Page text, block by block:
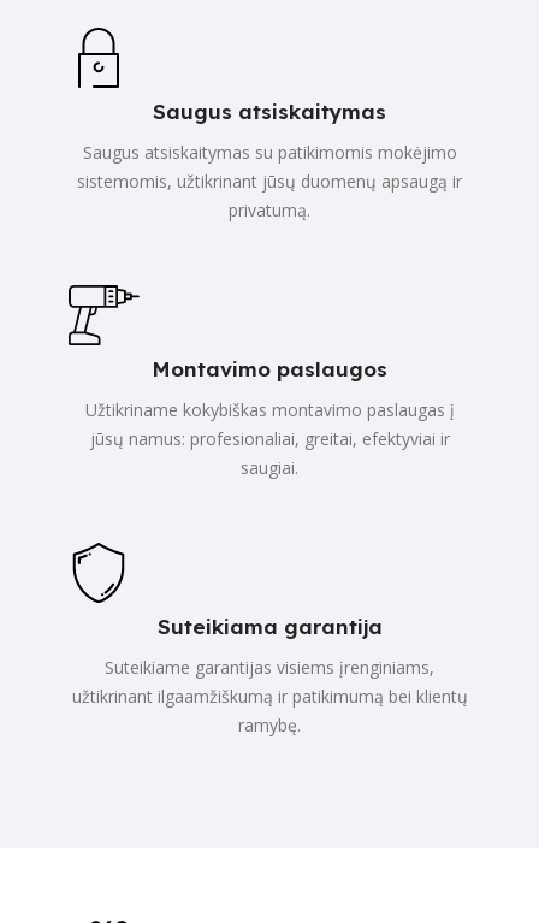
Saugus atsiskaitymas
Saugus atsiskaitymas su patikimomis mokėjimo
sistemomis, užtikrinant jūsų duomenų apsaugą ir
privatumą.
Montavimo paslaugos
Užtikriname kokybiškas montavimo paslaugas į
jūsų namus: profesionaliai, greitai, efektyviai ir
saugiai.
Suteikiama garantija
Suteikiame garantijas visiems įrenginiams,
užtikrinant ilgaamžiškumą ir patikimumą bei klientų
ramybę.